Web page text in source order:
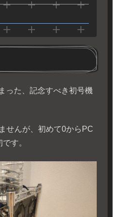
った、記念すべき初号機
せんが、初めて0からPC
す。